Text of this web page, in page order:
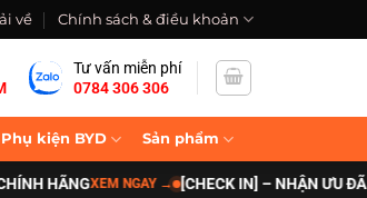
về Chính sách & điều khoản
Tư vấn miễn phí
0784 306 306
Phụ kiện BYD Sản phẩm
HÃNGXEM NGAY→ [CHECK IN] – NHẬN ƯU ĐÃI